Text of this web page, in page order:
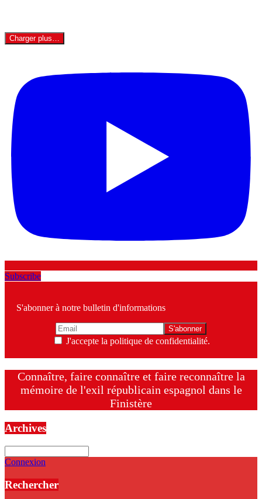
Charger plus…
Subscribe
S'abonner à notre bulletin d'informations
J'accepte la politique de confidentialité.
Connaître, faire connaître et faire reconnaître la
mémoire de l'exil républicain espagnol dans le
Finistère
Archives
Connexion
Rechercher